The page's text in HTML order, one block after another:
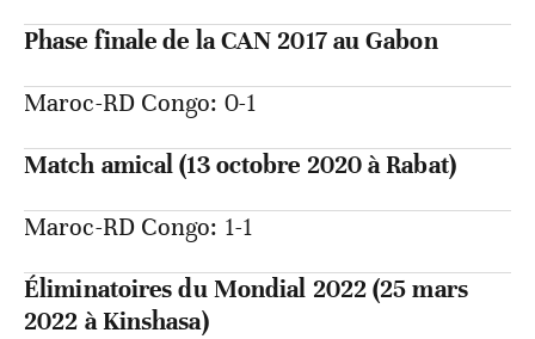
Phase finale de la CAN 2017 au Gabon
Maroc-RD Congo: 0-1
Match amical (13 octobre 2020 à Rabat)
Maroc-RD Congo: 1-1
Éliminatoires du Mondial 2022 (25 mars
2022 à Kinshasa)